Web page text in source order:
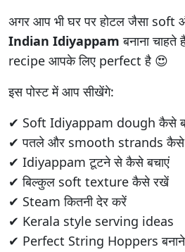
अगर आप भी घर पर होटल जैसा
Indian Idiyappam बनाना
recipe आपके लिए perfect है 😍
इस पोस्ट में आप सीखेंगे:
✔ Soft Idiyappam dough कैसे
✔ पतले और smooth strands कैसे
✔ Idiyappam टूटने से कैसे बचाएं
✔ बिल्कुल soft texture कैसे रखें
✔ Steam कितनी देर करें
✔ Kerala style serving ideas
✔ Perfect String Hoppers